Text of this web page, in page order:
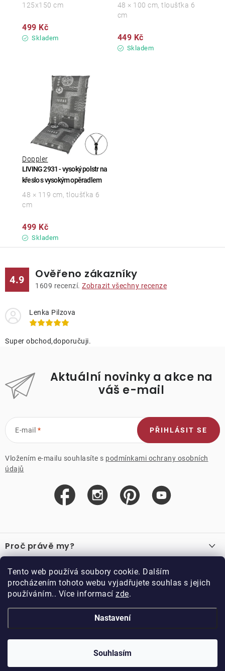
Tento web používá soubory cookie. Dalším
procházením tohoto webu vyjadřujete souhlas s jejich
používáním.. Více informací zde.
Nastavení
Souhlasím
Skladem
499 Kč
125x150 cm
Skladem
449 Kč
48 × 100 cm, tloušťka 6
cm
LIVING 2931 - vysoký polstr na
křeslo s vysokým opěradlem
Doppler
Skladem
499 Kč
48 × 119 cm, tloušťka 6
cm
4.9 Ověřeno zákazníky
1609 recenzí. Zobrazit všechny recenze
Lenka Pilzova
Super obchod,doporučuji.
Aktuální novinky a akce na
váš e-mail
E-mail
Vložením e-mailu souhlasíte s podmínkami ochrany osobních
údajů
PŘIHLÁSIT SE
á
p
a
Proč právě my?
Recenze
Důležité odkazy
Velkoobchod
Vzorková prodejna
Kariéra
Blog
O nákupu
Obchodní podmínky
Podmínky věrnostního programu
Kolekce
Doppler CZ spol. s.r.o.,
Trhové Sviny
DOPPLER CZ spol. s r.o.. Všechna práva vyhrazena.